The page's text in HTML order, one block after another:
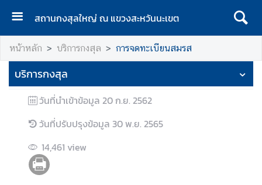
สถานกงสุลใหญ่ ณ แขวงสะหวันนะเขต
ห
น้
แ
ร
ก
กี่
ย
ว
หน้าหลัก บริการกงสุล การจดทะเบียนสมรส
บริการกงสุล
วันที่นำเข้าข้อมูล 20 ก.ย. 2562
วันที่ปรับปรุงข้อมูล 30 พ.ย. 2565
14,461 view